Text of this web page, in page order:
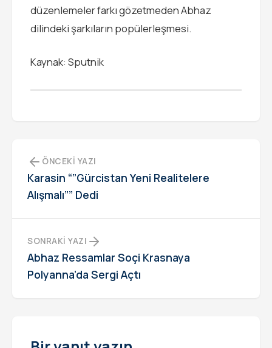
düzenlemeler farkı gözetmeden Abhaz
dilindeki şarkıların popülerleşmesi.
Kaynak: Sputnik
ÖNCEKI YAZI
Karasin “”Gürcistan Yeni Realitelere
Alışmalı”” Dedi
SONRAKI YAZI
Abhaz Ressamlar Soçi Krasnaya
Polyanna’da Sergi Açtı